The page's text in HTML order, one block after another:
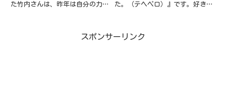
た竹内さんは、昨年は自分の力を
悩んでいる姿が見えます。竹内さ
た。（テヘペロ）』です。好きな
た。(*^^*)●今回は2019年の
スポンサーリンク